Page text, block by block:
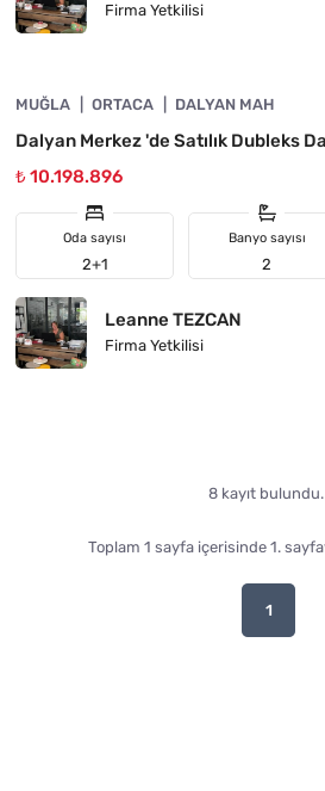
Firma Yetkilisi
ÖNE ÇIKAN
MUĞLA ORTACA DALYAN MAH
Dalyan Merkez 'de Satılık Dubleks
₺ 10.198.896
Oda sayısı
2+1
Banyo sayısı
2
Leanne TEZCAN
Firma Yetkilisi
8 kayıt bulundu.
Toplam 1 sayfa içerisinde 1.
1